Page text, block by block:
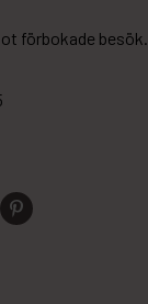
förbokade besök.